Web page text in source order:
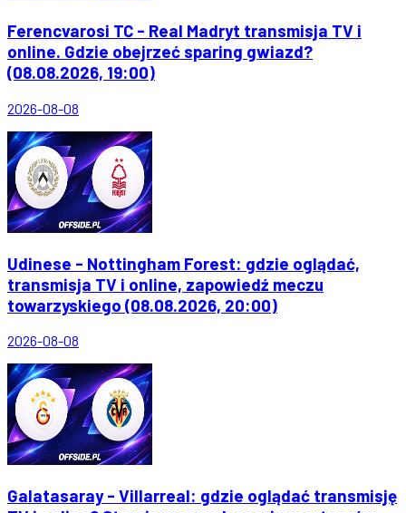
Ferencvarosi TC - Real Madryt transmisja TV i
online. Gdzie obejrzeć sparing gwiazd?
(08.08.2026, 19:00)
2026-08-08
Udinese - Nottingham Forest: gdzie oglądać,
transmisja TV i online, zapowiedź meczu
towarzyskiego (08.08.2026, 20:00)
2026-08-08
Galatasaray - Villarreal: gdzie oglądać transmisję